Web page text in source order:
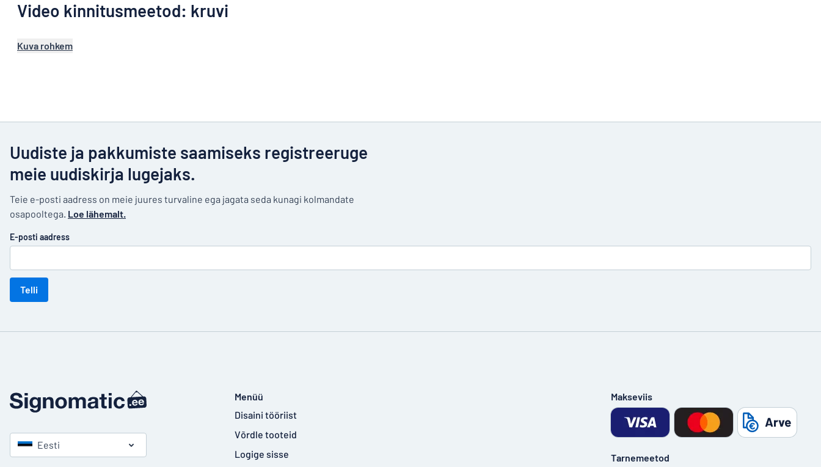
Video kinnitusmeetod: kruvi
Kuva rohkem
Uudiste ja pakkumiste saamiseks registreeruge
meie uudiskirja lugejaks.
Teie e-posti aadress on meie juures turvaline ega jagata seda kunagi kolmandate
osapooltega. Loe lähemalt.
E-posti aadress
Telli
Eesti
Menüü
Disaini tööriist
Võrdle tooteid
Logige sisse
Makseviis
Tarnemeetod